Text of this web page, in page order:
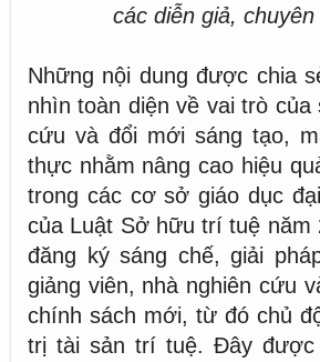
các diễn giả,
Những nội dung được chia
nhìn toàn diện về vai trò
cứu và đổi mới sáng tạo,
thực nhằm nâng cao hiệu
trong các cơ sở giáo dục
của Luật Sở hữu trí tuệ năm
đăng ký sáng chế, giải
giảng viên, nhà nghiên cứu
chính sách mới, từ đó chủ
trị tài sản trí tuệ. Đây được